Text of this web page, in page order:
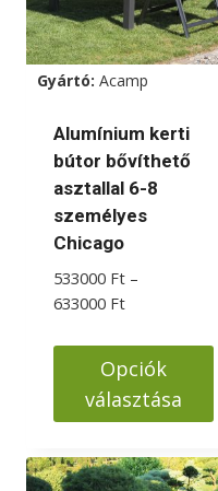
Gyártó: Acamp
Alumínium kerti
bútor bővíthető
asztallal 6-8
személyes
Chicago
533000 Ft –
633000 FtÁrtartomány:
-
633000 Ft
Opciók
választása
a